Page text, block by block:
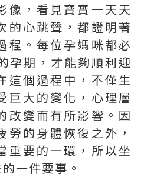
像，看見寶寶一天天
的心跳聲，都證明著
程。每位孕媽咪都必
孕期，才能夠順利迎
這個過程中，不僅生
巨大的變化，心理層
改變而有所影響。因
勞的身體恢復之外，
重要的一環，所以坐
一件要事。